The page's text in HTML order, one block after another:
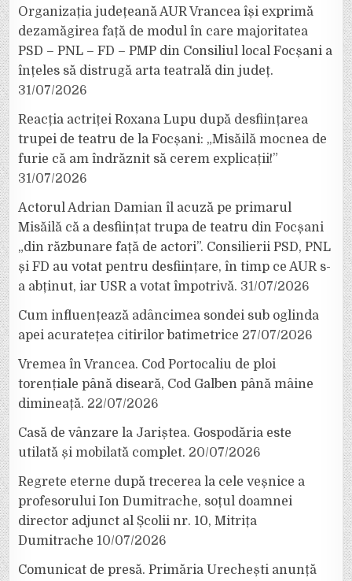
Organizația județeană AUR Vrancea își exprimă
dezamăgirea față de modul în care majoritatea
PSD – PNL – FD – PMP din Consiliul local Focșani a
înțeles să distrugă arta teatrală din județ.
31/07/2026
Reacția actriței Roxana Lupu după desființarea
trupei de teatru de la Focșani: „Misăilă mocnea de
furie că am îndrăznit să cerem explicații!”
31/07/2026
Actorul Adrian Damian îl acuză pe primarul
Misăilă că a desființat trupa de teatru din Focșani
„din răzbunare față de actori”. Consilierii PSD, PNL
și FD au votat pentru desființare, în timp ce AUR s-
a abținut, iar USR a votat împotrivă. 31/07/2026
Cum influențează adâncimea sondei sub oglinda
apei acuratețea citirilor batimetrice 27/07/2026
Vremea în Vrancea. Cod Portocaliu de ploi
torențiale până diseară, Cod Galben până mâine
dimineață. 22/07/2026
Casă de vânzare la Jariștea. Gospodăria este
utilată și mobilată complet. 20/07/2026
Regrete eterne după trecerea la cele veșnice a
profesorului Ion Dumitrache, soțul doamnei
director adjunct al Școlii nr. 10, Mitrița
Dumitrache 10/07/2026
Comunicat de presă. Primăria Urechești anunță